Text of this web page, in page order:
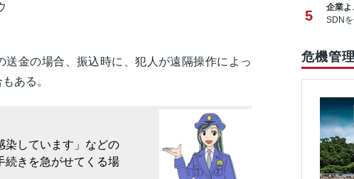
送金の場合、振込時に、犯人が遠隔操作によっ
ある。
染しています」などの
続きを急がせてくる場
5
企業よ
SDN
危機管